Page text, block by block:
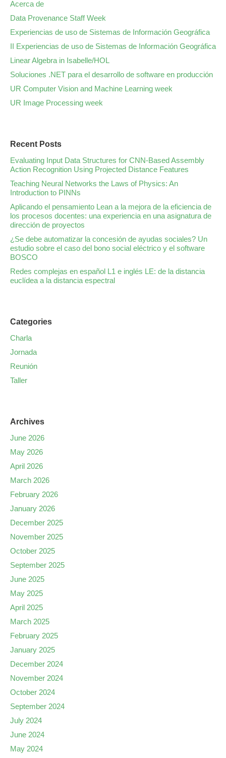
Acerca de
Data Provenance Staff Week
Experiencias de uso de Sistemas de Información Geográfica
II Experiencias de uso de Sistemas de Información Geográfica
Linear Algebra in Isabelle/HOL
Soluciones .NET para el desarrollo de software en producción
UR Computer Vision and Machine Learning week
UR Image Processing week
Recent Posts
Evaluating Input Data Structures for CNN-Based Assembly
Action Recognition Using Projected Distance Features
Teaching Neural Networks the Laws of Physics: An
Introduction to PINNs
Aplicando el pensamiento Lean a la mejora de la eficiencia de
los procesos docentes: una experiencia en una asignatura de
dirección de proyectos
¿Se debe automatizar la concesión de ayudas sociales? Un
estudio sobre el caso del bono social eléctrico y el software
BOSCO
Redes complejas en español L1 e inglés LE: de la distancia
euclídea a la distancia espectral
Categories
Charla
Jornada
Reunión
Taller
Archives
June 2026
May 2026
April 2026
March 2026
February 2026
January 2026
December 2025
November 2025
October 2025
September 2025
June 2025
May 2025
April 2025
March 2025
February 2025
January 2025
December 2024
November 2024
October 2024
September 2024
July 2024
June 2024
May 2024